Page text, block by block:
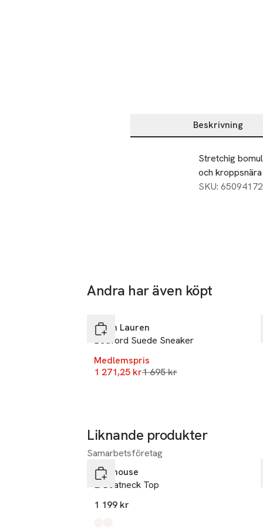
Beskrivning
Beskrivning
Stretchig
och
SKU: 65094172
Andra har även köpt
Ralph Lauren
Bedford Suede Sneaker
Medlemspris
1 271,25 krLägsta pris 30 dagar
1 695 kr
Liknande produkter
Hoppa över bildspelet
Samarbetsföretag
Newhouse
Li Boatneck Top
1 199 kr